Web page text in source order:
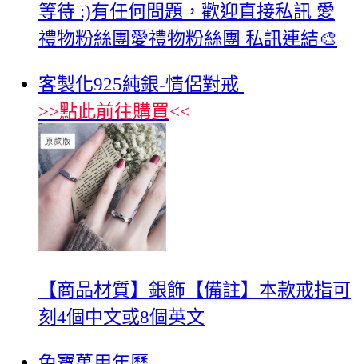
等待 :)有任何問題，歡迎直接私訊 愛
禮物粉絲團愛禮物粉絲團 私訊連結🎨
客製化925純銀-情侶對戒
>>點此前往購買<<
【商品材質】銀飾【備註】本款戒指可
刻4個中文或8個英文